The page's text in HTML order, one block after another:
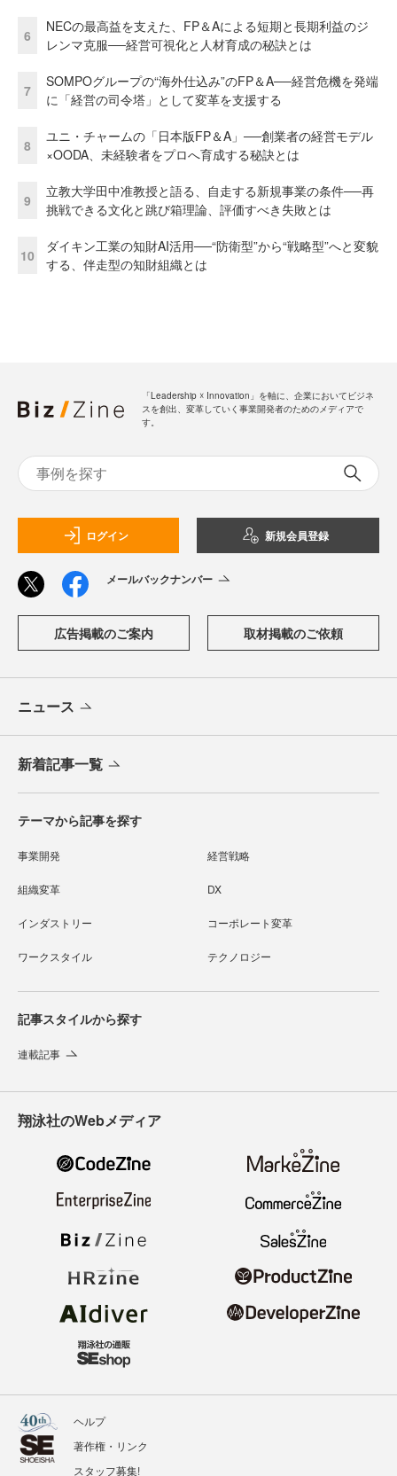
6
NECの最高益を支えた、FP＆Aによる短期と長期利益のジ
レンマ克服──経営可視化と人材育成の秘訣とは
7
SOMPOグループの“海外仕込み”のFP＆A──経営危機を発端
に「経営の司令塔」として変革を支援する
8
ユニ・チャームの「日本版FP＆A」──創業者の経営モデル
×OODA、未経験者をプロへ育成する秘訣とは
9
立教大学田中准教授と語る、自走する新規事業の条件──再
挑戦できる文化と跳び箱理論、評価すべき失敗とは
10
ダイキン工業の知財AI活用──“防衛型”から“戦略型”へと変貌
する、伴走型の知財組織とは
「Leadership ☓ Innovation」を軸に、企業においてビジネ
スを創出、変革していく事業開発者のためのメディアで
す。
ログイン 新規会員登録
メールバックナンバー
広告掲載のご案内 取材掲載のご依頼
ニュース
新着記事一覧
テーマから記事を探す
事業開発 経営戦略
組織変革 DX
インダストリー コーポレート変革
ワークスタイル テクノロジー
記事スタイルから探す
連載記事
翔泳社のWebメディア
ヘルプ
著作権・リンク
スタッフ募集!